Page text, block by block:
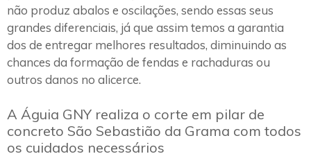
não produz abalos e oscilações, sendo essas seus
grandes diferenciais, já que assim temos a garantia
dos de entregar melhores resultados, diminuindo as
chances da formação de fendas e rachaduras ou
outros danos no alicerce.
A Águia GNY realiza o corte em pilar de
concreto São Sebastião da Grama com todos
os cuidados necessários